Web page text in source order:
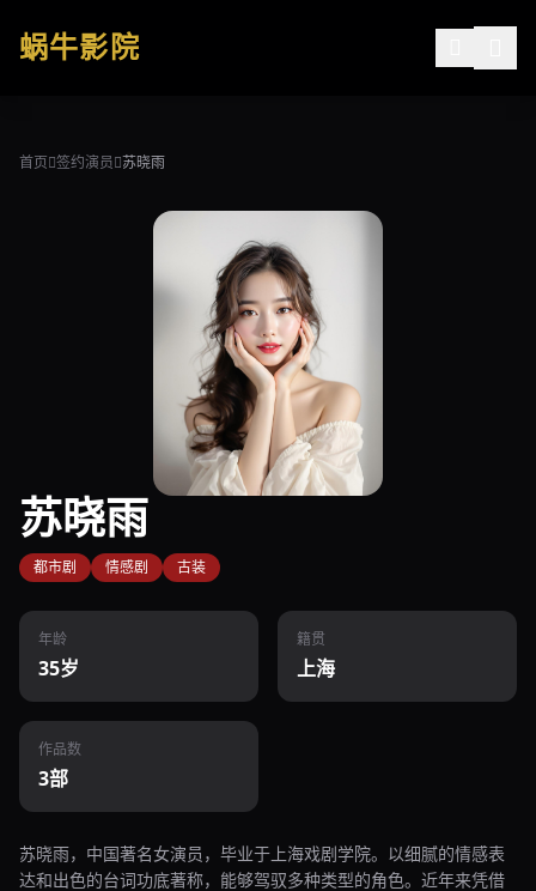
蜗牛影院
签约演员
首页 签约演员 苏晓雨
苏晓雨
都市剧 情感剧 古装
年龄
35岁
籍贯
上海
作品数
3部
苏晓雨，中国著名女演员，毕业于上海戏剧学院。以细腻的情感表
达和出色的台词功底著称，能够驾驭多种类型的角色。近年来凭借